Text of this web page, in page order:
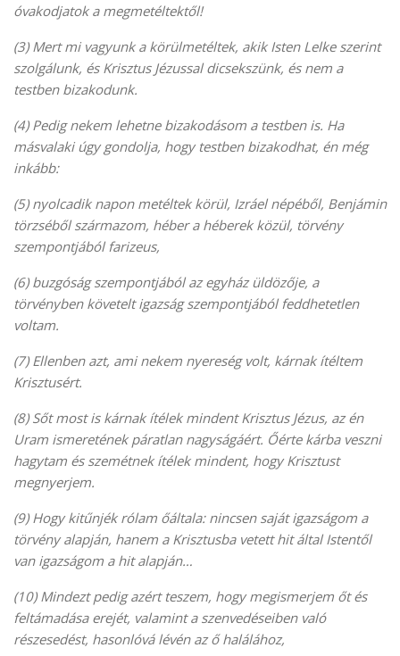
óvakodjatok a megmetéltektől!
(3) Mert mi vagyunk a körülmetéltek, akik Isten Lelke szerint
szolgálunk, és Krisztus Jézussal dicsekszünk, és nem a
testben bizakodunk.
(4) Pedig nekem lehetne bizakodásom a testben is. Ha
másvalaki úgy gondolja, hogy testben bizakodhat, én még
inkább:
(5) nyolcadik napon metéltek körül, Izráel népéből, Benjámin
törzséből származom, héber a héberek közül, törvény
szempontjából farizeus,
(6) buzgóság szempontjából az egyház üldözője, a
törvényben követelt igazság szempontjából feddhetetlen
voltam.
(7) Ellenben azt, ami nekem nyereség volt, kárnak ítéltem
Krisztusért.
(8) Sőt most is kárnak ítélek mindent Krisztus Jézus, az én
Uram ismeretének páratlan nagyságáért. Őérte kárba veszni
hagytam és szemétnek ítélek mindent, hogy Krisztust
megnyerjem.
(9) Hogy kitűnjék rólam őáltala: nincsen saját igazságom a
törvény alapján, hanem a Krisztusba vetett hit által Istentől
van igazságom a hit alapján…
(10) Mindezt pedig azért teszem, hogy megismerjem őt és
feltámadása erejét, valamint a szenvedéseiben való
részesedést, hasonlóvá lévén az ő halálához,